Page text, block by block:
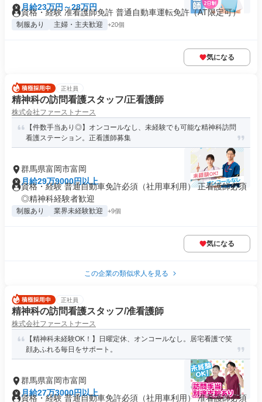
月給23万円～28万円
資格・経験 准看護師免許 普通自動車運転免許（AT限定可）
制服あり 主婦・主夫歓迎 +20個
気になる
正社員
精神科の訪問看護スタッフ/正看護師
株式会社ファーストナース
【件数手当あり◎】オンコールなし、未経験でも可能な精神科訪問
看護ステーション。正看護師募集
群馬県富岡市富岡
月給29万9000円以上
資格・経験 普通自動車免許必須（社用車利用） 正看護師必須
◎精神科経験者歓迎
制服あり 業界未経験歓迎 +9個
気になる
この企業の類似求人を見る
正社員
精神科の訪問看護スタッフ/准看護師
株式会社ファーストナース
【精神科未経験OK！】日曜定休、オンコールなし。居宅看護で笑
顔あふれる毎日をサポート。
群馬県富岡市富岡
月給27万3000円以上
資格・経験 普通自動車免許必須（社用車利用） 准看護師必須